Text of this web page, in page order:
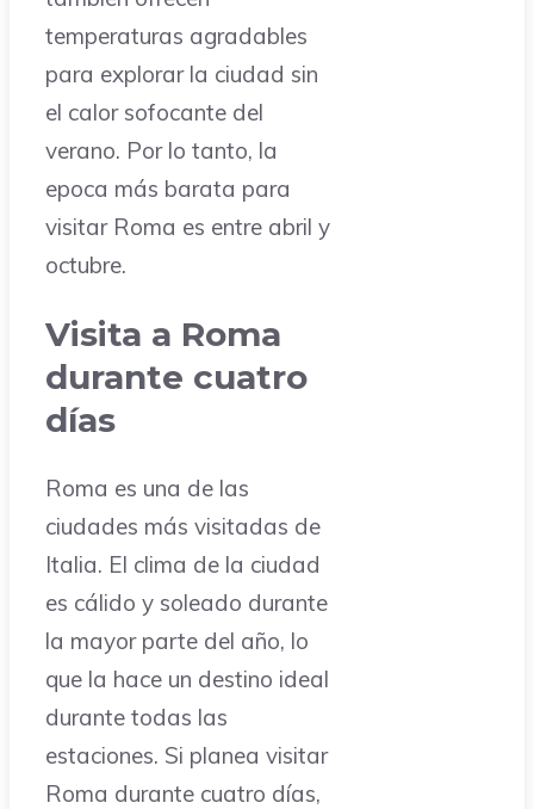
temperaturas agradables
para explorar la ciudad sin
el calor sofocante del
verano. Por lo tanto, la
epoca más barata para
visitar Roma es entre abril y
octubre.
Visita a Roma
durante cuatro
días
Roma es una de las
ciudades más visitadas de
Italia. El clima de la ciudad
es cálido y soleado durante
la mayor parte del año, lo
que la hace un destino ideal
durante todas las
estaciones. Si planea visitar
Roma durante cuatro días,